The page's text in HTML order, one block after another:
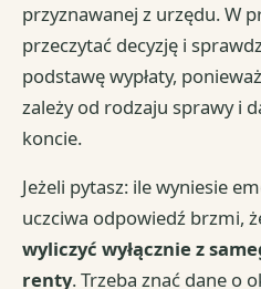
przyznawanej z urzędu. W
przeczytać decyzję i
podstawę wypłaty,
zależy od rodzaju sprawy i
koncie.
Jeżeli pytasz: ile wyniesie
uczciwa odpowiedź brzmi,
wyliczyć wyłącznie z
renty. Trzeba znać dane o